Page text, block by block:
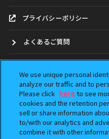
プライバシーポリシー
よくあるご質問
ガシャポンどこ？
アンケート
ウェブアクセシビリティ方針
We use unique personal
analyze our traffic and to
Please click here to see
cookies and the retention
sell or share information
to/with our analytics and
combine it with other